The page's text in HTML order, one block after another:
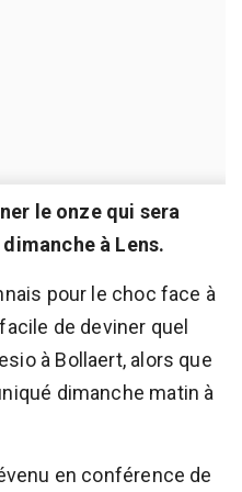
le onze qui sera
à Lens.
pour le choc face à
de deviner quel
à Bollaert, alors que
dimanche matin à
en conférence de